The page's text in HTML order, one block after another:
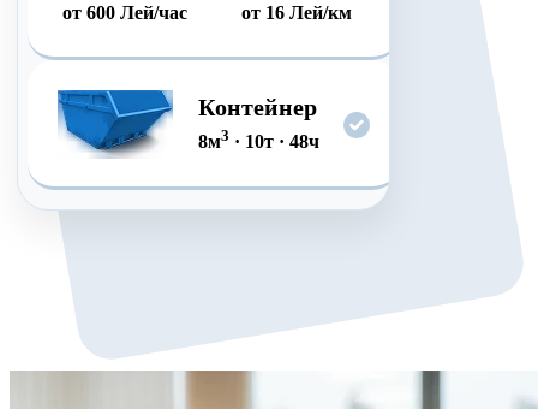
от 600 Лей/час
от 16 Лей/км
Контейнер
8м3 · 10т· 48ч